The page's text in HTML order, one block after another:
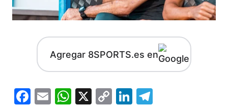
Agregar 8SPORTS.es en
Facebook
EmailWhatsApp
X
CopyLinkedIn